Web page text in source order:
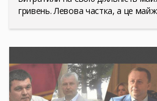
гривень. Левова частка, а це